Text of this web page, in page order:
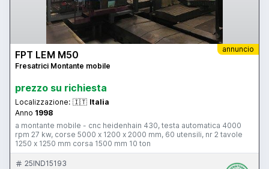
annuncio
FPT LEM M50
Fresatrici Montante mobile
prezzo su richiesta
Localizzazione: 🇮🇹 Italia
Anno 1998
a montante mobile - cnc heidenhain 430, testa automatica 4000
rpm 27 kw, corse 5000 x 1200 x 2000 mm, 60 utensili, nr 2 tavole
1250 x 1250 mm corsa 1500 mm 10 ton
25IND15193